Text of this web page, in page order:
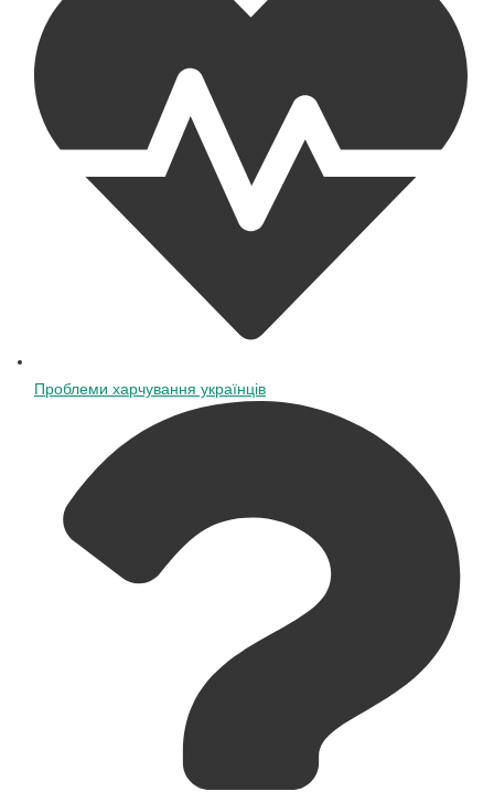
Проблеми харчування українців